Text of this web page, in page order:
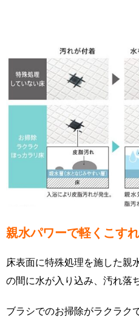
親水パワーで軽くこす
床表面に特殊処理を施した親
の間に水が入り込み、汚れ落
ブラシでのお掃除がラクラク